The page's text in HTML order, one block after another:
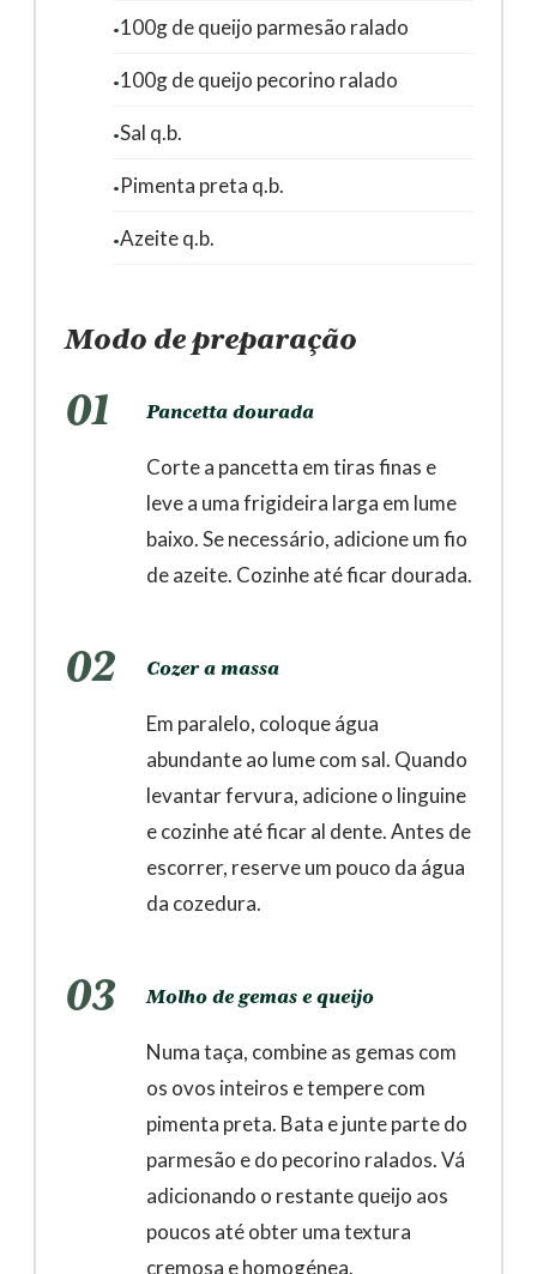
100g de queijo parmesão ralado
100g de queijo pecorino ralado
Sal q.b.
Pimenta preta q.b.
Azeite q.b.
Modo de preparação
01 Pancetta dourada
Corte a pancetta em tiras finas e
leve a uma frigideira larga em lume
baixo. Se necessário, adicione um fio
de azeite. Cozinhe até ficar dourada.
02 Cozer a massa
Em paralelo, coloque água
abundante ao lume com sal. Quando
levantar fervura, adicione o linguine
e cozinhe até ficar al dente. Antes de
escorrer, reserve um pouco da água
da cozedura.
03 Molho de gemas e queijo
Numa taça, combine as gemas com
os ovos inteiros e tempere com
pimenta preta. Bata e junte parte do
parmesão e do pecorino ralados. Vá
adicionando o restante queijo aos
poucos até obter uma textura
cremosa e homogénea.